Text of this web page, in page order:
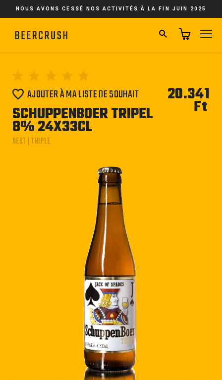
PasserNOUS AVONS CESSÉ NOS ACTIVITÉS À LA FIN JUIN 2025
RECHERCHER
AJOUTER À MA LISTE DE SOUHAIT
SCHUPPENBOER TRIPEL
8% 24X33CL
NEST | TRIPLE
20.341
Ft